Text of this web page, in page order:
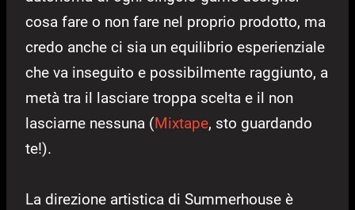
cosa fare o non fare nel proprio prodotto, ma
credo anche ci sia un equilibrio esperienziale
che va inseguito e possibilmente raggiunto, a
metà tra il lasciare troppa scelta e il non
lasciarne nessuna (Mixtape, sto guardando
te!).
La direzione artistica di Summerhouse è